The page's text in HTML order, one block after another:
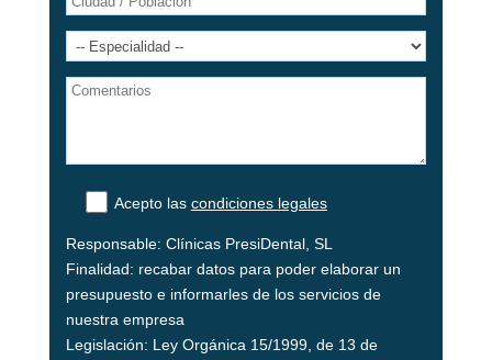
Acepto las condiciones legales
Responsable: Clínicas PresiDental, SL
Finalidad: recabar datos para poder elaborar un
presupuesto e informarles de los servicios de
nuestra empresa
Legislación: Ley Orgánica 15/1999, de 13 de